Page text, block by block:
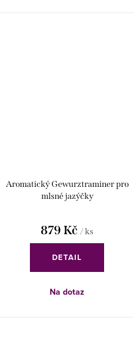
Aromatický Gewurztraminer pro
mlsné jazýčky
879 Kč / ks
DETAIL
Na dotaz